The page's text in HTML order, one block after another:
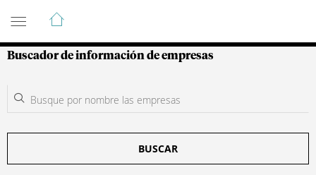
Guía de Empresas Colombianas
Buscador de información de empresas
BUSCAR